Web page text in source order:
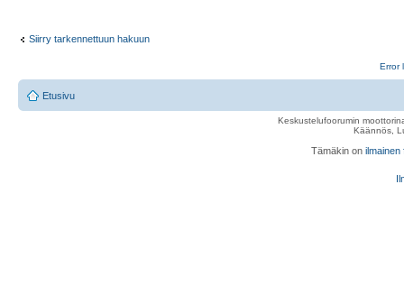
Siirry tarkennettuun hakuun
Error
Etusivu
Keskustelufoorumin
Käännös,
Tämäkin on ilmainen